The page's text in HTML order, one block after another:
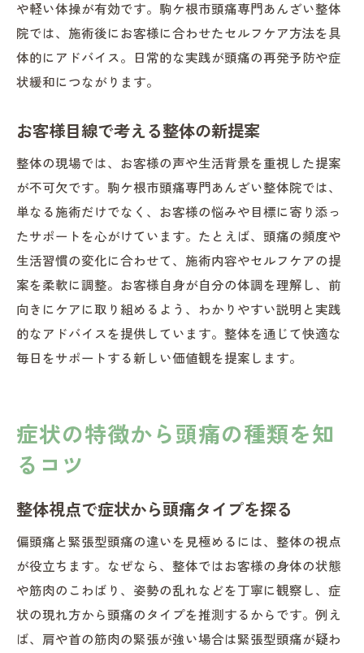
や軽い体操が有効です。駒ケ根市頭痛専門あんざい整体
院では、施術後にお客様に合わせたセルフケア方法を具
体的にアドバイス。日常的な実践が頭痛の再発予防や症
状緩和につながります。
お客様目線で考える整体の新提案
整体の現場では、お客様の声や生活背景を重視した提案
が不可欠です。駒ケ根市頭痛専門あんざい整体院では、
単なる施術だけでなく、お客様の悩みや目標に寄り添っ
たサポートを心がけています。たとえば、頭痛の頻度や
生活習慣の変化に合わせて、施術内容やセルフケアの提
案を柔軟に調整。お客様自身が自分の体調を理解し、前
向きにケアに取り組めるよう、わかりやすい説明と実践
的なアドバイスを提供しています。整体を通じて快適な
毎日をサポートする新しい価値観を提案します。
症状の特徴から頭痛の種類を知
るコツ
整体視点で症状から頭痛タイプを探る
偏頭痛と緊張型頭痛の違いを見極めるには、整体の視点
が役立ちます。なぜなら、整体ではお客様の身体の状態
や筋肉のこわばり、姿勢の乱れなどを丁寧に観察し、症
状の現れ方から頭痛のタイプを推測するからです。例え
ば、肩や首の筋肉の緊張が強い場合は緊張型頭痛が疑わ